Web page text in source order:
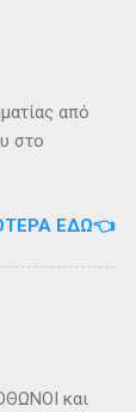
από
στο
ΕΔΏ👈
και